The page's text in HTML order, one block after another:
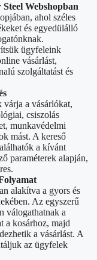
Webshopban
ahol széles
és egyedülálló
ügyfeleink
vásárlást,
szolgáltatást és
várja a vásárlókat,
csiszolás
munkavédelmi
mást. A kereső
a kívánt
paraméterek alapján,
alakítva a gyors és
Az egyszerű
válogathatnak a
a kosárhoz, majd
a vásárlást. A
az ügyfelek